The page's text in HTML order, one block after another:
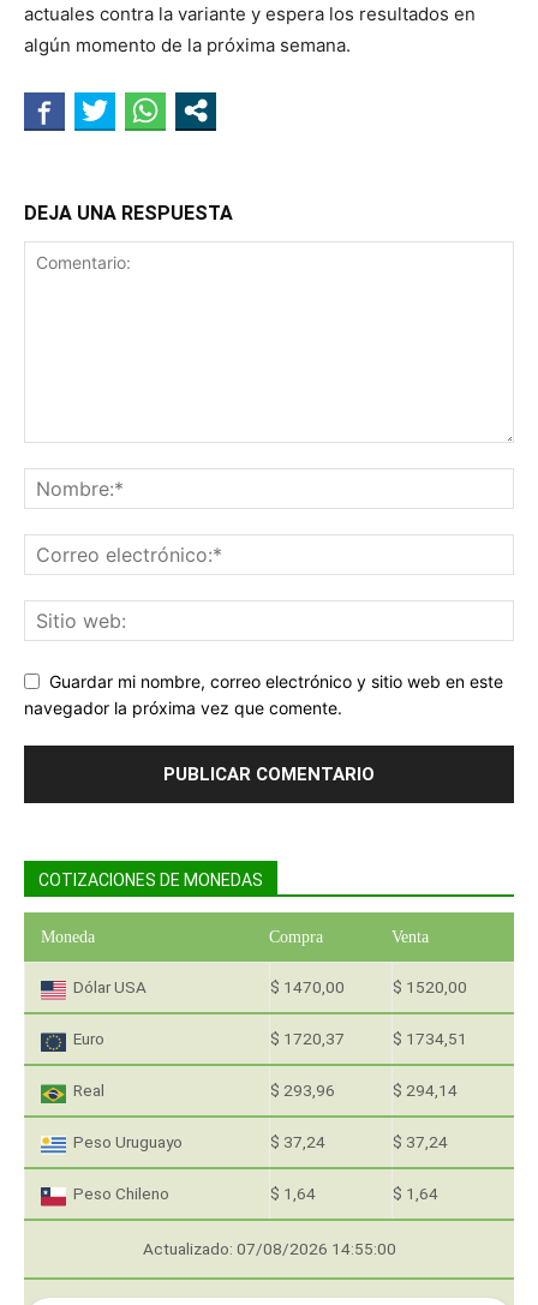
actuales contra la variante y espera los resultados en
algún momento de la próxima semana.
DEJA UNA RESPUESTA
Guardar mi nombre, correo electrónico y sitio web en este
navegador la próxima vez que comente.
COTIZACIONES DE MONEDAS
Moneda Compra Venta
Dólar USA $ 1470,00 $ 1520,00
Euro $ 1720,37 $ 1734,51
Real $ 293,96 $ 294,14
Peso Uruguayo $ 37,24 $ 37,24
Peso Chileno $ 1,64 $ 1,64
Actualizado: 07/08/2026 14:55:00